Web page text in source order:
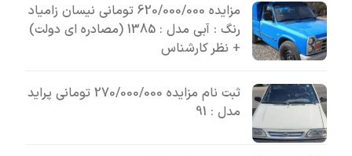
مزایده 620/000/000 تومانی نیسان زامیاد
رنگ : آبی مدل : 1385 (مصادره ای دولت)
+ نظر کارشناس
ثبت نام مزایده 270/000/000 تومانی پراید
مدل : 91